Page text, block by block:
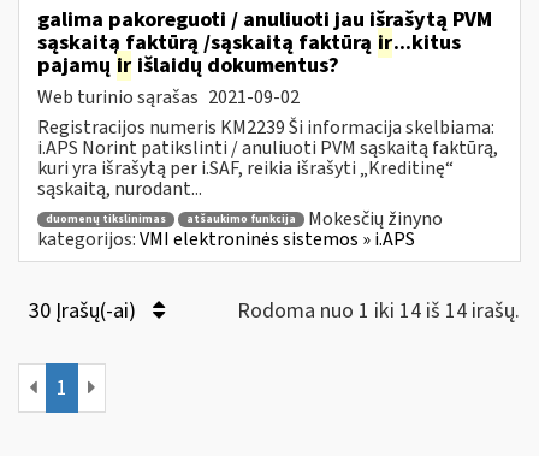
galima pakoreguoti / anuliuoti jau išrašytą PVM
sąskaitą faktūrą /sąskaitą faktūrą ir...kitus
pajamų ir išlaidų dokumentus?
Web turinio sąrašas 2021-09-02
Registracijos numeris KM2239 Ši informacija skelbiama:
i.APS Norint patikslinti / anuliuoti PVM sąskaitą faktūrą,
kuri yra išrašytą per i.SAF, reikia išrašyti „Kreditinę“
sąskaitą, nurodant...
duomenų tikslinimas atšaukimo funkcija
Mokesčių žinyno
kategorijos:VMI elektroninės sistemos » i.APS
30 Įrašų(-ai) Rodoma nuo 1 iki 14 iš 14 irašų.
1